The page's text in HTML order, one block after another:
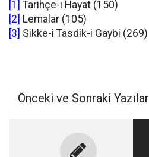
[1]
Tarihçe-i Hayat (150)
[2] Lemalar (105)
[3] Sikke-i Tasdik-i Gaybi (269)
Önceki ve Sonraki Yazılar